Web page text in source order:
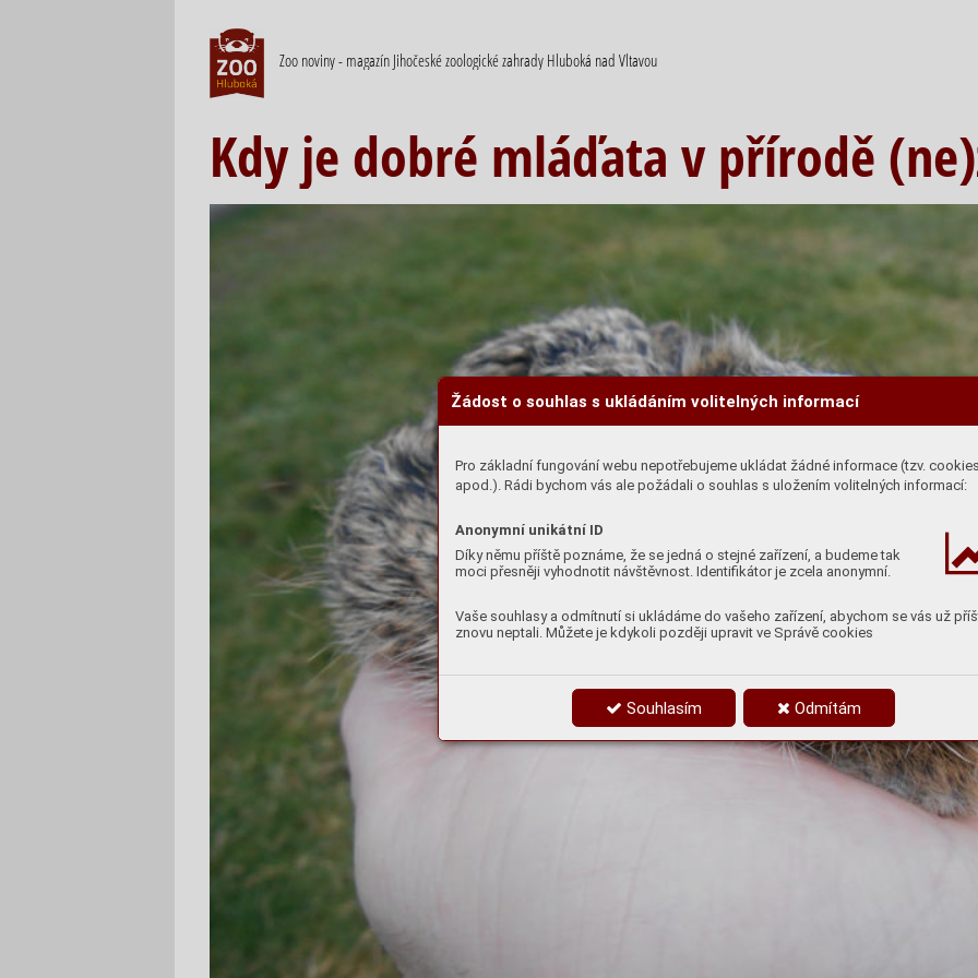
Žádost o souhlas s ukládáním volitelných informací
Pro základní fungování webu nepotřebujeme ukládat žádné informace (tzv.
apod.). Rádi bychom vás ale požádali o souhlas s uložením volitelných informací:
Anonymní unikátní ID
Díky němu příště poznáme, že se jedná o stejné zařízení, a budeme tak
moci přesněji vyhodnotit návštěvnost. Identifikátor je zcela anonymní.
Vaše souhlasy a odmítnutí si ukládáme do vašeho zařízení, abychom se vás už
znovu neptali. Můžete je kdykoli později upravit ve Správě cookies
Souhlasím Odmítám
Zoo noviny - magazín Jihočeské zoologické zahrady Hluboká nad Vltavou
Kdy je dobré mláďata v přírodě